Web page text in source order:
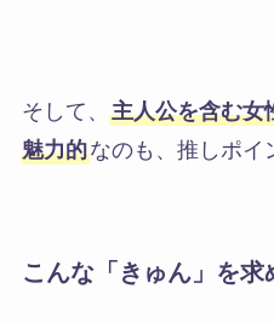
そして、 主人公を含む女
魅力的なのも、推しポイ
こんな「きゅん」を求